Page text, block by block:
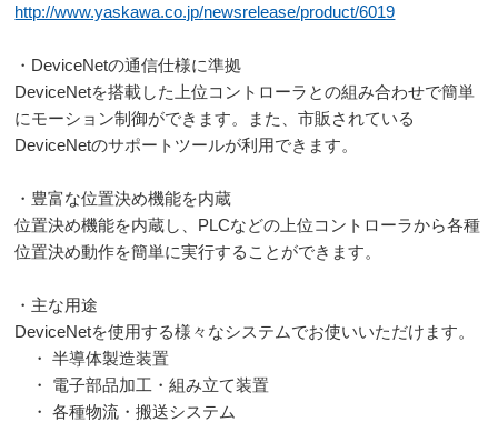
http://www.yaskawa.co.jp/newsrelease/product/6019
・DeviceNetの通信仕様に準拠
DeviceNetを搭載した上位コントローラとの組み合わせで簡単
にモーション制御ができます。また、市販されている
DeviceNetのサポートツールが利用できます。
・豊富な位置決め機能を内蔵
位置決め機能を内蔵し、PLCなどの上位コントローラから各種
位置決め動作を簡単に実行することができます。
・主な用途
DeviceNetを使用する様々なシステムでお使いいただけます。
・ 半導体製造装置
・ 電子部品加工・組み立て装置
・ 各種物流・搬送システム